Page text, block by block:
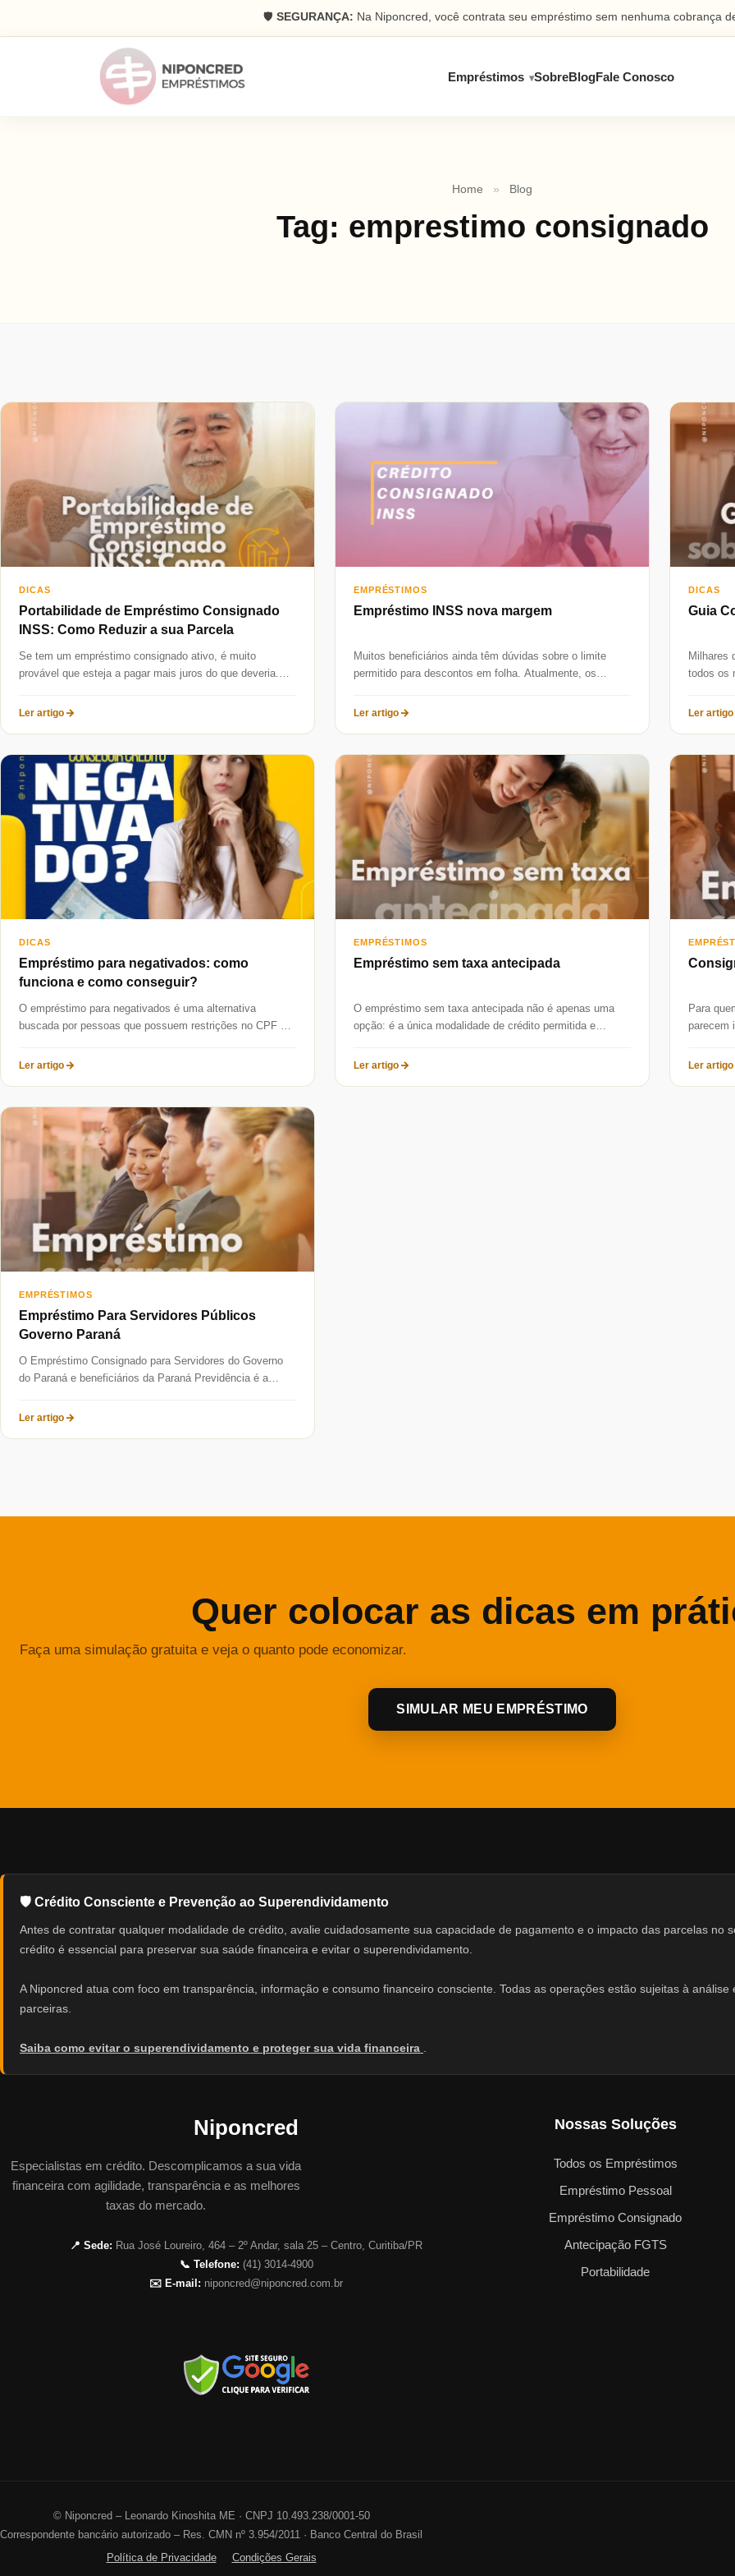
🛡️ SEGURANÇA: Na Niponcred, você contrata seu empréstimo sem nenhuma cobrança
Empréstimos SobreBlogFale Conosco
Home » Blog
Tag: emprestimo consignado
DICAS
Portabilidade de Empréstimo Consignado
INSS: Como Reduzir a sua Parcela
Se tem um empréstimo consignado ativo, é muito
provável que esteja a pagar mais juros do que deveria.
Ler artigo
EMPRÉSTIMOS
Empréstimo INSS nova margem
Muitos beneficiários ainda têm dúvidas sobre o limite
permitido para descontos em folha. Atualmente, os
Ler artigo
DICAS
Guia
Milhares
todos os
Ler artigo
DICAS
Empréstimo para negativados: como
funciona e como conseguir?
O empréstimo para negativados é uma alternativa
buscada por pessoas que possuem restrições no CPF e
Ler artigo
EMPRÉSTIMOS
Empréstimo sem taxa antecipada
O empréstimo sem taxa antecipada não é apenas uma
opção: é a única modalidade de crédito permitida e
Ler artigo
Para
parecem
Ler artigo
EMPRÉSTIMOS
Empréstimo Para Servidores Públicos
Governo Paraná
O Empréstimo Consignado para Servidores do Governo
do Paraná e beneficiários da Paraná Previdência é a
Ler artigo
Quer colocar as dicas em
Faça uma simulação gratuita e veja o quanto pode economizar.
SIMULAR MEU EMPRÉSTIMO
🛡️ Crédito Consciente e Prevenção ao Superendividamento
Antes de contratar qualquer modalidade de crédito, avalie cuidadosamente sua capacidade de pagamento e o impacto das parcelas no
crédito é essencial para preservar sua saúde financeira e evitar o superendividamento.
A Niponcred atua com foco em transparência, informação e consumo financeiro consciente. Todas as operações estão sujeitas à
parceiras.
Saiba como evitar o superendividamento e proteger sua vida financeira
Niponcred
Especialistas em crédito. Descomplicamos a sua vida
financeira com agilidade, transparência e as melhores
taxas do mercado.
📍 Sede: Rua José Loureiro, 464 – 2º Andar, sala 25 – Centro, Curitiba/PR
📞 Telefone: (41) 3014-4900
✉️ E-mail: niponcred@niponcred.com.br
Nossas Soluções
Todos os Empréstimos
Empréstimo Pessoal
Empréstimo Consignado
Antecipação FGTS
Portabilidade
© Niponcred – Leonardo Kinoshita ME · CNPJ 10.493.238/0001-50
Correspondente bancário autorizado – Res. CMN nº 3.954/2011 · Banco Central do Brasil
Política de Privacidade
Condições Gerais